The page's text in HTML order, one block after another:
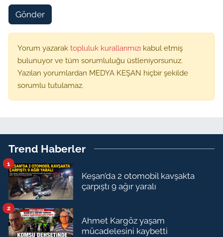
Gönder
Yorum yazarak topluluk kurallarımızı kabul etmiş
bulunuyor ve tüm sorumluluğu üstleniyorsunuz.
Yazılan yorumlardan MEDYA KEŞAN hiçbir şekilde
sorumlu tutulamaz.
Trend Haberler
Keşan’da 2 otomobil kavşakta
çarpıştı 9 ağır yaralı
1
Ahmet Kargöz yaşam
mücadelesini kaybetti
2